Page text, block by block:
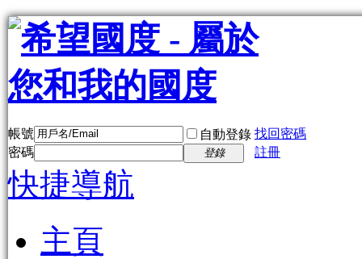
帳號 自動登錄 找回密碼
密碼
登錄 註冊
快捷導航
主頁